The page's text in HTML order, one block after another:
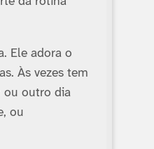
Ele adora o
Às vezes tem
ou outro dia
ou